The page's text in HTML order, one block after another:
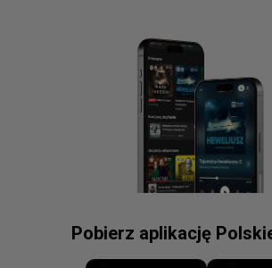
Pobierz aplikację